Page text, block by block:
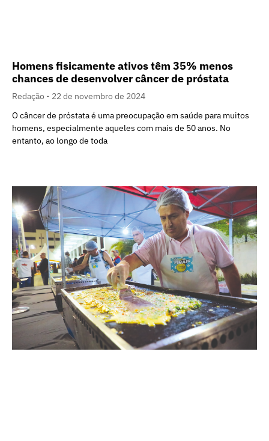
Homens fisicamente ativos têm 35% menos
chances de desenvolver câncer de próstata
Redação
22 de novembro de 2024
O câncer de próstata é uma preocupação em saúde para muitos
homens, especialmente aqueles com mais de 50 anos. No
entanto, ao longo de toda